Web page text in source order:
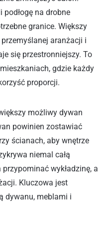
podłogę na drobne
granice. Większy
aranżacji i
się przestronniejszy. To
gdzie każdy
proporcji.
możliwy dywan
powinien zostawiać
ścianach, aby wnętrze
niemal całą
wykładzinę, a
Kluczowa jest
dywanu, meblami i